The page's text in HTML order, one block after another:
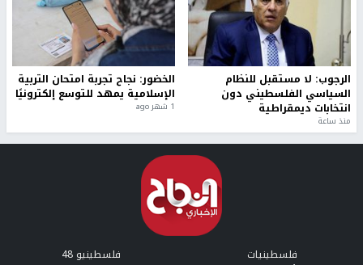
الرجوب: لا مستقبل للنظام
السياسي الفلسطيني دون
انتخابات ديمقراطية
منذ ساعة
الخضور: نجاح تجربة امتحان التربية
الإسلامية يمهد للتوسع إلكترونيًا
1 شهر ago
فلسطينيات فلسطينيو 48